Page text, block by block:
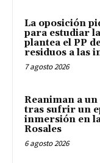
La oposición
para estudiar
plantea el PP
residuos a las
7 agosto 2026
Reaniman a
tras sufrir un
inmersión en
Rosales
6 agosto 2026